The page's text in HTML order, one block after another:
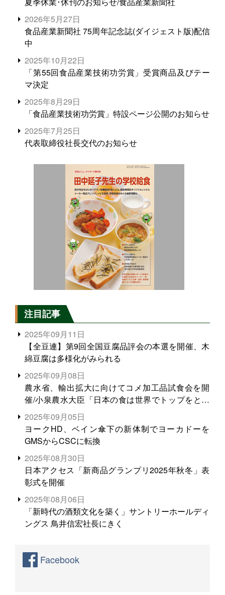
2026年5月27日
食品産業新聞社 75周年記念誌(ダイジェスト版)配信
中
2025年10月22日
「第55回食品産業技術功労賞」受賞商品及びテー
マ決定
2025年8月29日
「食品産業技術功労賞」特設ページ公開のお知らせ
2025年7月25日
代表取締役社長交代のお知らせ
注目記事
2025年09月11日
【全豆連】第9回全国豆腐品評会の本選を開催、木
綿豆腐は多様化がみられる
2025年09月08日
農水省、輸出拡大に向けてコメ加工品試食会を開
催/小泉農水大臣「日本の食は世界でトップをとれ
る。米増産に向けて、米輸出需要の拡大を」
2025年09月05日
ヨークHD、ベイン傘下の新体制でヨーカドーを
GMSからCSCに転換
2025年08月30日
日本アクセス「新商品グランプリ2025年秋冬」表
彰式を開催
2025年08月06日
「新時代の酒類文化を築く」サントリーホールディ
ングス 鳥井信宏社長にきく
Facebook